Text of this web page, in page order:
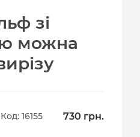
зі
можна
Код: 16155 730 грн.